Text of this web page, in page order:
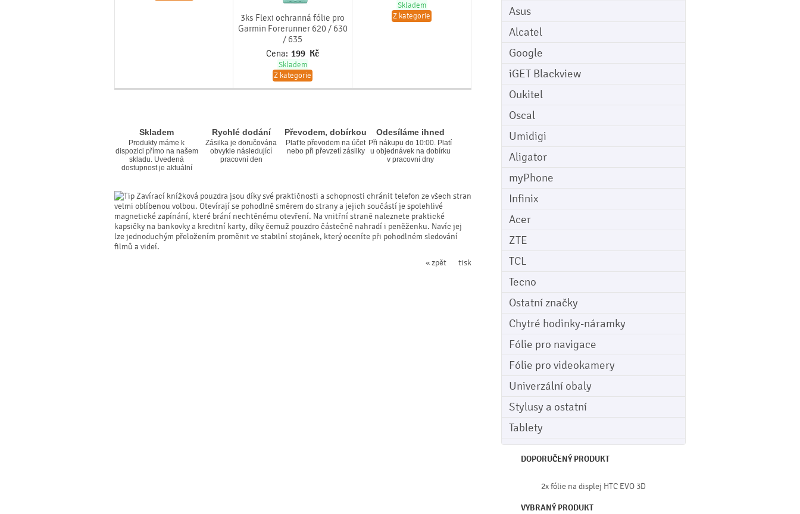
Asus
Alcatel
Google
iGET Blackview
Oukitel
Oscal
Umidigi
Aligator
myPhone
Infinix
Acer
ZTE
TCL
Tecno
Ostatní značky
Chytré hodinky-náramky
Fólie pro navigace
Fólie pro videokamery
Univerzální obaly
Stylusy a ostatní
Tablety
DOPORUČENÝ PRODUKT
2x fólie na displej HTC EVO 3D
VYBRANÝ PRODUKT
3ks Flexi ochranná fólie pro
Garmin Forerunner 620 / 630
/ 635
Cena: 199 Kč
Skladem
Z kategorie
Skladem
Z kategorie
Skladem
Produkty máme k
dispozici přímo na našem
skladu. Uvedená
dostupnost je aktuální
Rychlé dodání
Zásilka je doručována
obvykle následující
pracovní den
Převodem, dobírkou
Plaťte převodem na účet
nebo při převzetí zásilky
Odesíláme ihned
Při nákupu do 10:00. Platí
u objednávek na dobírku
v pracovní dny
Zavírací knížková pouzdra jsou díky své praktičnosti a schopnosti chránit telefon ze všech stran
velmi oblíbenou volbou. Otevírají se pohodlně směrem do strany a jejich součástí je spolehlivé
magnetické zapínání, které brání nechtěnému otevření. Na vnitřní straně naleznete praktické
kapsičky na bankovky a kreditní karty, díky čemuž pouzdro částečně nahradí i peněženku. Navíc jej
lze jednoduchým přeložením proměnit ve stabilní stojánek, který oceníte při pohodlném sledování
filmů a videí.
tisk
« zpět